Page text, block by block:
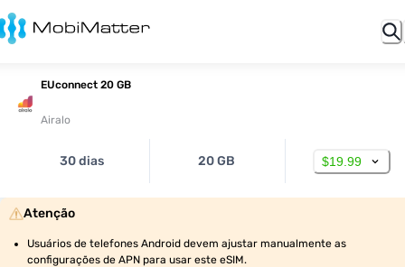
EUconnect 20 GB
Airalo
30 dias 20 GB $19.99
Atenção
Usuários de telefones Android devem ajustar manualmente as
configurações de APN para usar este eSIM.